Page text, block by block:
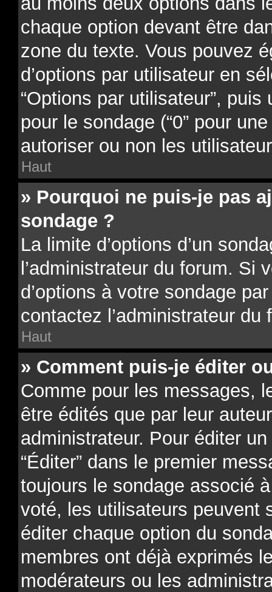
chaque option devant être
zone du texte. Vous pouvez
d’options par utilisateur en
“Options par utilisateur”,
pour le sondage (“0” pour
autoriser ou non les
Haut
» Pourquoi ne puis-je pas
sondage ?
La limite d’options d’un
l’administrateur du forum. Si
d’options à votre sondage
contactez l’administrateur du
Haut
» Comment puis-je éditer
Comme pour les messages,
être édités que par leur
administrateur. Pour éditer
“Éditer” dans le premier
toujours le sondage associé
voté, les utilisateurs peuvent
éditer chaque option du
membres ont déjà exprimés
modérateurs ou les